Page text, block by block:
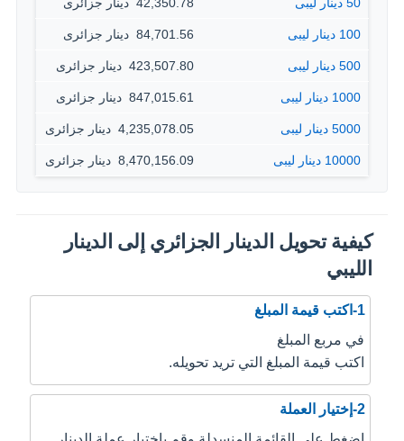
100 دينار ليبى 84,701.56 ‏ دينار جزائرى
500 دينار ليبى 423,507.80 ‏ دينار جزائرى
1000 دينار ليبى 847,015.61 ‏ دينار جزائرى
5000 دينار ليبى 4,235,078.05 ‏ دينار جزائرى
10000 دينار ليبى 8,470,156.09 ‏ دينار جزائرى
كيفية تحويل الدينار الجزائري إلى الدينار
الليبي
1-اكتب قيمة المبلغ
في مربع المبلغ
اكتب قيمة المبلغ التي تريد تحويله.
2-إختيار العملة